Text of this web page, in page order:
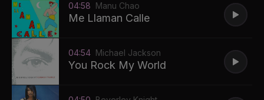
04:58 Manu Chao
Me Llaman Calle
04:54 Michael Jackson
You Rock My World